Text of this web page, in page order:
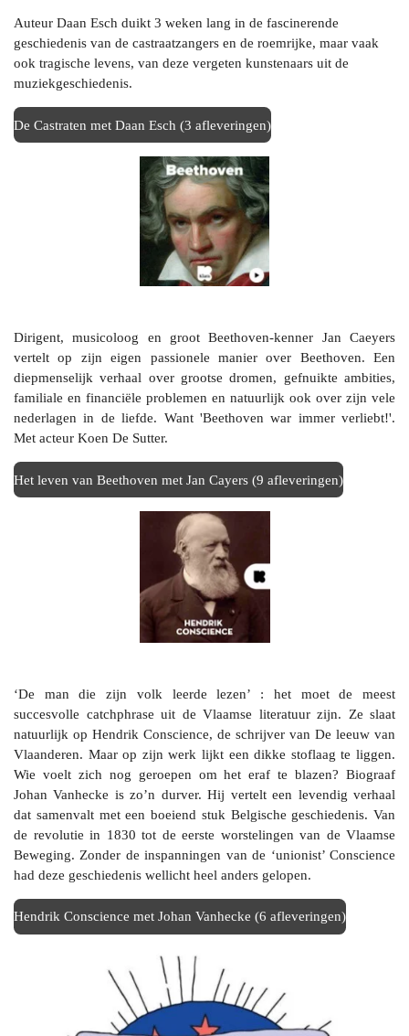
Auteur Daan Esch duikt 3 weken lang in de fascinerende
geschiedenis van de castraatzangers en de roemrijke, maar vaak
ook tragische levens, van deze vergeten kunstenaars uit de
muziekgeschiedenis.
De Castraten met Daan Esch (3 afleveringen)
Dirigent, musicoloog en groot Beethoven-kenner Jan Caeyers
vertelt op zijn eigen passionele manier over Beethoven. Een
diepmenselijk verhaal over grootse dromen, gefnuikte ambities,
familiale en financiële problemen en natuurlijk ook over zijn vele
nederlagen in de liefde. Want 'Beethoven war immer verliebt!'.
Met acteur Koen De Sutter.
Het leven van Beethoven met Jan Cayers (9 afleveringen)
‘De man die zijn volk leerde lezen’ : het moet de meest
succesvolle catchphrase uit de Vlaamse literatuur zijn. Ze slaat
natuurlijk op Hendrik Conscience, de schrijver van De leeuw van
Vlaanderen. Maar op zijn werk lijkt een dikke stoflaag te liggen.
Wie voelt zich nog geroepen om het eraf te blazen? Biograaf
Johan Vanhecke is zo’n durver. Hij vertelt een levendig verhaal
dat samenvalt met een boeiend stuk Belgische geschiedenis. Van
de revolutie in 1830 tot de eerste worstelingen van de Vlaamse
Beweging. Zonder de inspanningen van de ‘unionist’ Conscience
had deze geschiedenis wellicht heel anders gelopen.
Hendrik Conscience met Johan Vanhecke (6 afleveringen)